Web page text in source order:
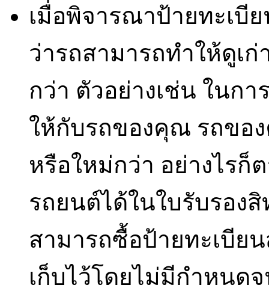
เมื่อพิจารณาป้ายทะเบีย
ว่ารถสามารถทำให้ดูเ
กว่า ตัวอย่างเช่น ในก
ให้กับรถของคุณ รถขอ
หรือใหม่กว่า อย่างไรก็
รถยนต์ได้ในใบรับรอง
สามารถซื้อป้ายทะเบีย
เก็บไว้โดยไม่มีกำหนด